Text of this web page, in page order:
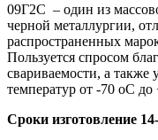
09Г2С – один из
черной металлургии,
распространенных
Пользуется спросом
свариваемости, а
температур от -70 оС до
Сроки изготовление